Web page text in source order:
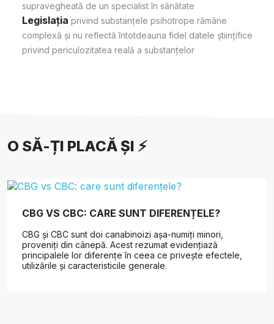
supravegheată de un specialist în sănătate
Legislația privind substanțele psihotrope rămâne
complexă și nu reflectă întotdeauna fidel datele științifice
privind periculozitatea reală a substanțelor
O SĂ-ȚI PLACĂ ȘI ⚡
CBG VS CBC: CARE SUNT DIFERENȚELE?
CBG și CBC sunt doi canabinoizi așa-numiți minori,
proveniți din cânepă. Acest rezumat evidențiază
principalele lor diferențe în ceea ce privește efectele,
utilizările și caracteristicile generale.